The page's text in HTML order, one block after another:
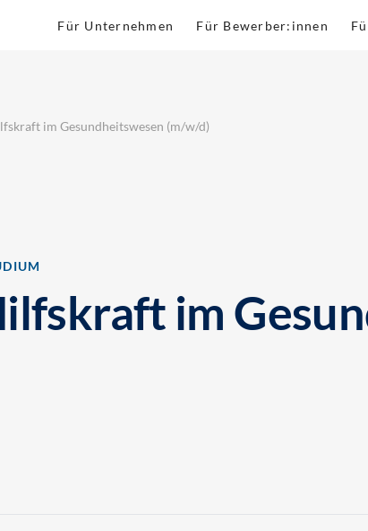
Für Unternehmen Für Bewerber:innen
im Gesundheitswesen (m/w/d)
im